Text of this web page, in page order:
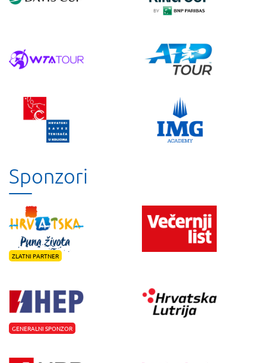
Sponzori
ZLATNI PARTNER
GENERALNI SPONZOR